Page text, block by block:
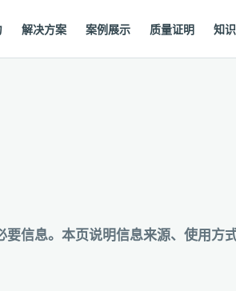
解决方案 案例展示 质量证明 知
信息。本页说明信息来源、使用方